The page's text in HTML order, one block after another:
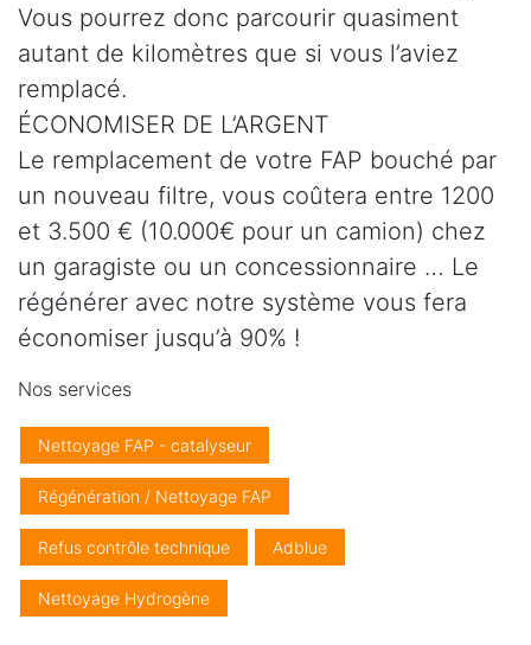
Vous pourrez donc parcourir quasiment
autant de kilomètres que si vous l’aviez
remplacé.
ÉCONOMISER DE L’ARGENT
Le remplacement de votre FAP bouché par
un nouveau filtre, vous coûtera entre 1200
et 3.500 € (10.000€ pour un camion) chez
un garagiste ou un concessionnaire … Le
régénérer avec notre système vous fera
économiser jusqu’à 90% !
Nos services
Nettoyage FAP - catalyseur
Régénération / Nettoyage FAP
Refus contrôle technique Adblue
Nettoyage Hydrogène